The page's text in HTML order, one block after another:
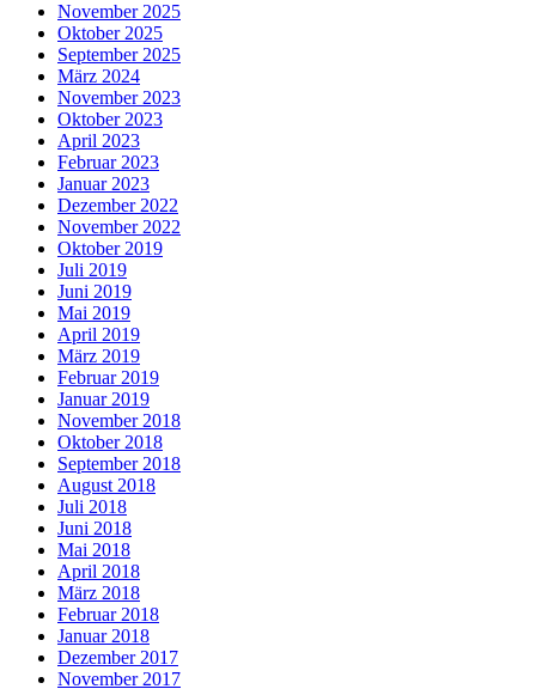
November 2025
Oktober 2025
September 2025
März 2024
November 2023
Oktober 2023
April 2023
Februar 2023
Januar 2023
Dezember 2022
November 2022
Oktober 2019
Juli 2019
Juni 2019
Mai 2019
April 2019
März 2019
Februar 2019
Januar 2019
November 2018
Oktober 2018
September 2018
August 2018
Juli 2018
Juni 2018
Mai 2018
April 2018
März 2018
Februar 2018
Januar 2018
Dezember 2017
November 2017